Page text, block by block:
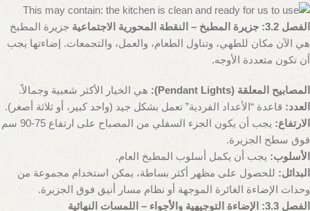
الفصل 3.2: جزيرة المطبخ – النقطة المحورية الاجتماعية
جزيرة المطبخ
هي الآن مكان للطهي، وتناول الطعام، والعمل، والتجمعات. إضاءتها يجب
أن تكون متعددة الأوجه.
المصابيح المعلقة (Pendant Lights):
هي الخيار الأكثر شعبية وجمالاً.
العدد: قاعدة “الأعداد الفردية” تعمل بشكل جيد (واحد كبير، أو ثلاثة أصغر).
الارتفاع:
يجب أن يكون الجزء السفلي من المصباح على ارتفاع 75-90 سم
فوق سطح الجزيرة.
الأسلوب: يجب أن يكمل أسلوب المطبخ العام.
البدائل: للحصول على مظهر أكثر بساطة، يمكن استخدام مجموعة من
وحدات الإضاءة الغائرة الموجهة أو نظام مسار أنيق فوق الجزيرة.
الفصل 3.3: الإضاءة التوجيهية والأجواء – اللمسات النهائية